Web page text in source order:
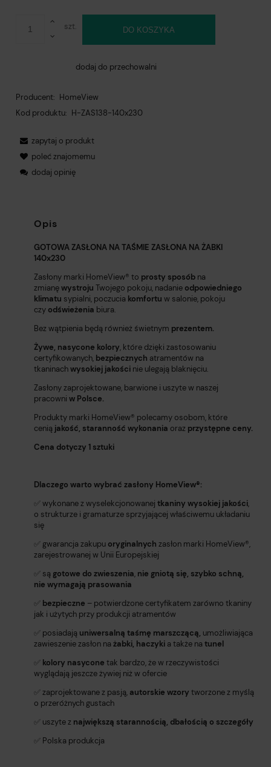
szt. DO KOSZYKA
dodaj do przechowalni
Producent: HomeView
Kod produktu: H-ZAS138-140x230
zapytaj o produkt
poleć znajomemu
dodaj opinię
Opis
GOTOWA ZASŁONA NA TAŚMIE ZASŁONA NA ŻABKI
140x230
Zasłony marki HomeView®️ to prosty sposób na
zmianęwystroju Twojego pokoju, nadanie odpowiedniego
klimatu sypialni, poczucia komfortu w salonie, pokoju
czy odświeżenia biura.
Bez wątpienia będą również świetnym prezentem.
Żywe, nasycone kolory, które dzięki zastosowaniu
certyfikowanych, bezpiecznych atramentów na
tkaninachwysokiej jakości nie ulegają blaknięciu.
Zasłony zaprojektowane, barwione i uszyte w naszej
pracowni w Polsce.
Produkty marki HomeView®️ polecamy osobom, które
cenią jakość, staranność wykonania oraz przystępne ceny.
Cena dotyczy 1 sztuki
Dlaczego warto wybrać zasłony HomeView®️:
✅ wykonane z wyselekcjonowanej tkaniny wysokiej jakości,
o strukturze i gramaturze sprzyjającej właściwemu układaniu
się
✅ gwarancja zakupu oryginalnych zasłon marki HomeView®️,
zarejestrowanej w Unii Europejskiej
✅ są gotowe do zwieszenia, nie gniotą się, szybko schną,
nie wymagają prasowania
✅ bezpieczne – potwierdzone certyfikatem zarówno tkaniny
jak i użytych przy produkcji atramentów
✅ posiadają uniwersalną taśmę marszczącą, umożliwiająca
zawieszenie zasłon na żabki, haczyki a także na tunel
✅ kolory nasycone tak bardzo, że w rzeczywistości
wyglądają jeszcze żywiej niż w ofercie
✅ zaprojektowane z pasją, autorskie wzory tworzone z myślą
o przeróżnych gustach
✅ uszyte z największą starannością, dbałością o szczegóły
✅ Polska produkcja